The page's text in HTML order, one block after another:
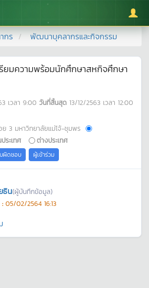
กร พัฒนาบุคลากรและกิจกรรม
ยมความพร้อมนักศึกษาสหกิจศึกษา
เวลา 9:00 วันที่สิ้นสุด 13/12/2563 เวลา 12:00
ย 3 มหาวิทยาลัยแม่โจ้-ชุมพร
ประเทศ ต่างประเทศ
ผิดชอบ ผู้เข้าร่วม
ธิน(ผู้บันทึกข้อมูล)
: 05/02/2564 16:13